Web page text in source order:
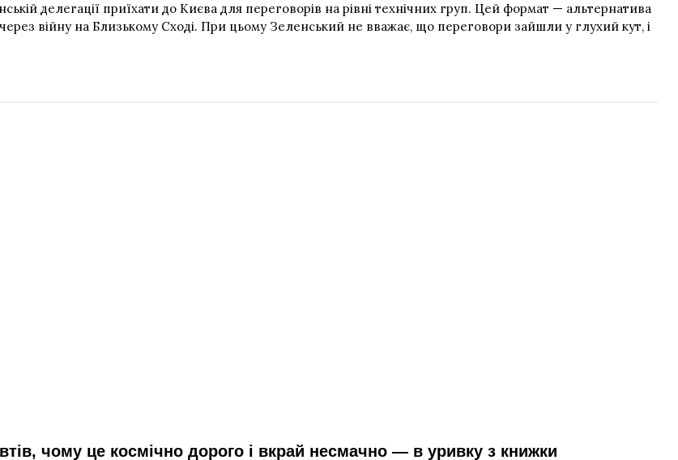
делегації приїхати до Києва для переговорів на рівні технічних груп. Цей формат — альтернатива
війну на Близькому Сході. При цьому Зеленський не вважає, що переговори зайшли у глухий кут, і